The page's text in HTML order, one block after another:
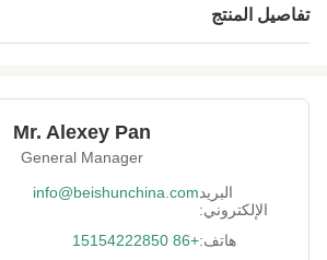
تفاصيل المنتج
Color: أخضر أو ​​أزرق
سنتان
Service Provided:
يتوفر المهندسون لخدمة
وخدمة الصيانة والإصلاح
Mr. Alexey Pan
General Manager
البريد
الإلكتروني:
info@beishunchina.com
هاتف:+86 15154222850